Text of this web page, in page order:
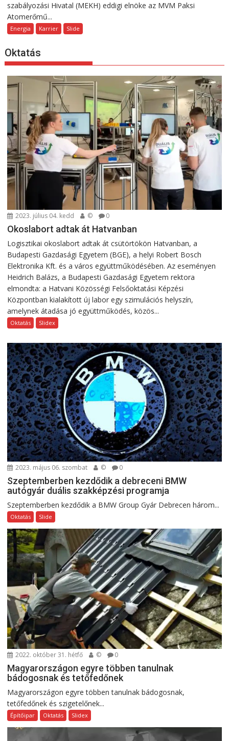
szabályozási Hivatal (MEKH) eddigi elnöke az MVM Paksi
Atomerőmű...
Energia Karrier Slide
Oktatás
2023. július 04. kedd © 0
Okoslabort adtak át Hatvanban
Logisztikai okoslabort adtak át csütörtökön Hatvanban, a
Budapesti Gazdasági Egyetem (BGE), a helyi Robert Bosch
Elektronika Kft. és a város együttműködésében. Az eseményen
Heidrich Balázs, a Budapesti Gazdasági Egyetem rektora
elmondta: a Hatvani Közösségi Felsőoktatási Képzési
Központban kialakított új labor egy szimulációs helyszín,
amelynek átadása jó együttműködés, közös...
Oktatás Slidex
2023. május 06. szombat © 0
Szeptemberben kezdődik a debreceni BMW
autógyár duális szakképzési programja
Szeptemberben kezdődik a BMW Group Gyár Debrecen három...
Oktatás Slide
2022. október 31. hétfő © 0
Magyarországon egyre többen tanulnak
bádogosnak és tetőfedőnek
Magyarországon egyre többen tanulnak bádogosnak,
tetőfedőnek és szigetelőnek...
Építőipar Oktatás Slidex